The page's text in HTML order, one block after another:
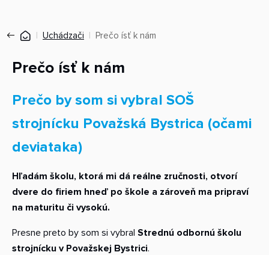
Uchádzači Prečo ísť k nám
Prečo ísť k nám
Prečo by som si vybral SOŠ
strojnícku Považská Bystrica (očami
deviataka)
Hľadám školu, ktorá mi dá reálne zručnosti, otvorí
dvere do firiem hneď po škole a zároveň ma pripraví
na maturitu či vysokú.
Presne preto by som si vybral Strednú odbornú školu
strojnícku v Považskej Bystrici.